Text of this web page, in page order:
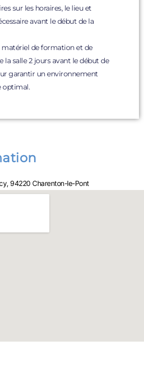
sur les horaires, le lieu et
avant le début de la
matériel de formation et de
la salle 2 jours avant le début de
garantir un environnement
optimal.
94220 Charenton-le-Pont